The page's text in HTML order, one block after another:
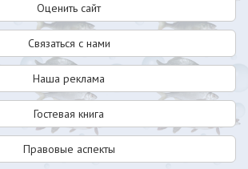
Оценить сайт
Связаться с нами
Наша реклама
Гостевая книга
Правовые аспекты